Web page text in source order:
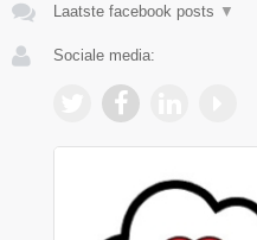
Laatste facebook posts ▼
Sociale media: